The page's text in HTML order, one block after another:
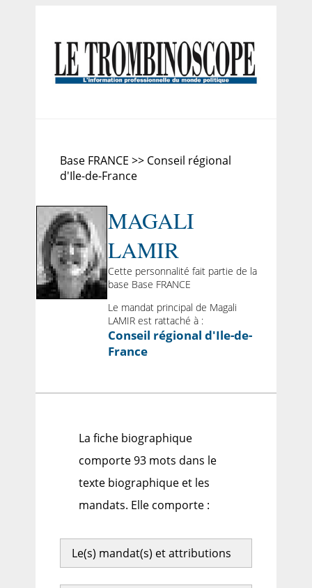
Base FRANCE >> Conseil régional
d'Ile-de-France
MAGALI
LAMIR
Cette personnalité fait partie de la
base Base FRANCE
Le mandat principal de Magali
LAMIR est rattaché à :
Conseil régional d'Ile-de-
France
La fiche biographique
comporte 93 mots dans le
texte biographique et les
mandats. Elle comporte :
Le(s) mandat(s) et attributions